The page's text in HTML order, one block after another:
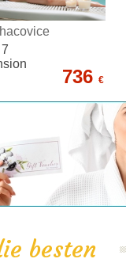
736 €
besten